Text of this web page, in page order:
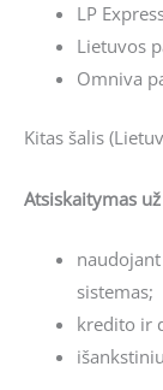
LP
Lietuvos
Omniva
Kitas šalis
Atsiskaitymas
sistemas;
kredito ir